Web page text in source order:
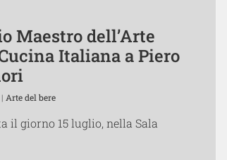
Maestro dell’Arte
Italiana a Piero
Arte del bere
il giorno 15 luglio, nella Sala